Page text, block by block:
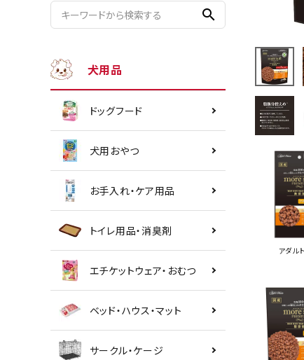
search
犬用品
ドッグフード
犬用おやつ
お手入れ・ケア用品
トイレ用品・消臭剤
エチケットウェア・おむつ
ベッド・ハウス・マット
サークル・ケージ
アダル